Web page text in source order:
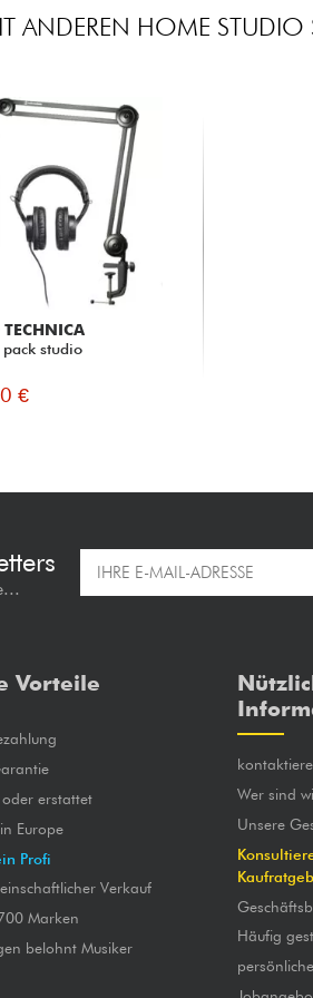
ANDEREN HOME STUDIO
studio
€
Vorteile
erstattet
Europe
Profi
Verkauf
Marken
belohnt Musiker
Wer sind
Unsere
Häufig